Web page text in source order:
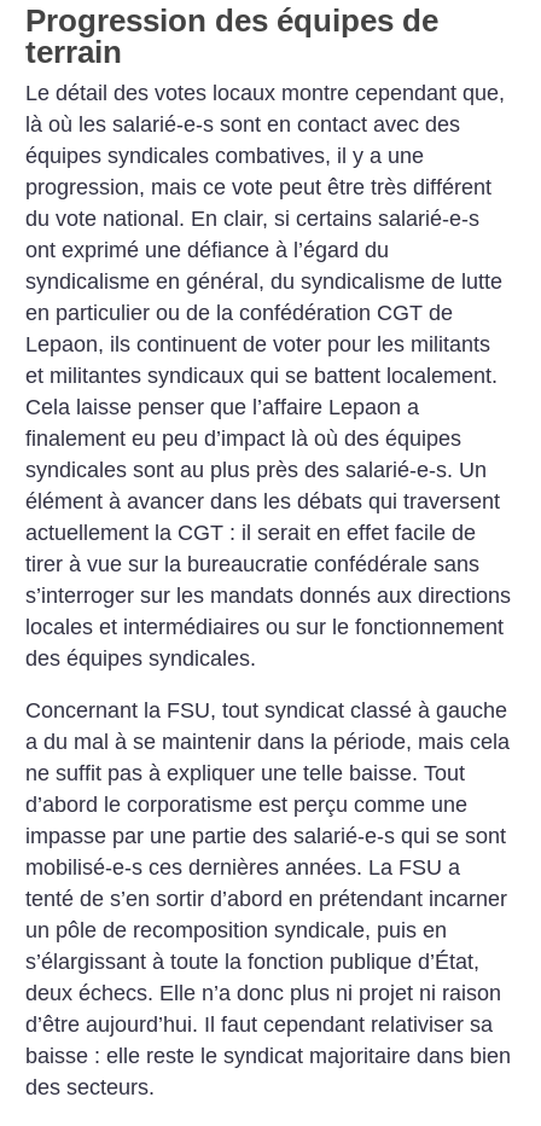
Progression des équipes de
terrain
Le détail des votes locaux montre cependant que,
là où les salarié-e-s sont en contact avec des
équipes syndicales combatives, il y a une
progression, mais ce vote peut être très différent
du vote national. En clair, si certains salarié-e-s
ont exprimé une défiance à ­l’égard du
syndicalisme en général, du syndicalisme de lutte
en particulier ou de la confédération CGT de
Lepaon, ils continuent de voter pour les militants
et militantes syndicaux qui se battent localement.
Cela laisse penser que l’affaire Lepaon a
finalement eu peu d’impact là où des équipes
syndicales sont au plus près des salarié-e-s. Un
élément à avancer dans les débats qui traversent
actuellement la CGT : il serait en effet facile de
tirer à vue sur la bureaucratie confédérale sans
s’interroger sur les mandats donnés aux directions
locales et intermédiaires ou sur le fonctionnement
des équipes syndicales.
Concernant la FSU, tout syndicat classé à gauche
a du mal à se maintenir dans la période, mais cela
ne suffit pas à expliquer une telle baisse. Tout
d’abord le corporatisme est perçu comme une
impasse par une partie des salarié-e-s qui se sont
mobilisé-e-s ces dernières années. La FSU a
tenté de s’en sortir d’abord en prétendant incarner
un pôle de recomposition syndicale, puis en
s’élargissant à toute la fonction publique d’État,
deux échecs. Elle n’a donc plus ni projet ni raison
d’être aujourd’hui. Il faut cependant relativiser sa
baisse : elle reste le syndicat majoritaire dans bien
des secteurs.